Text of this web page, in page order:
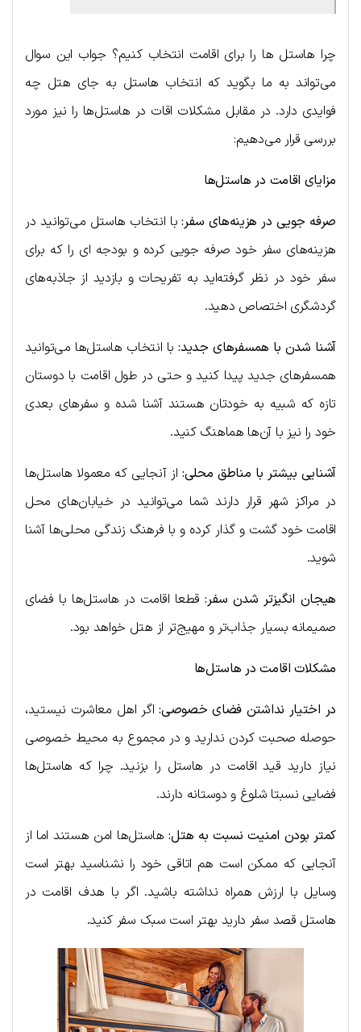
چرا هاستل ها را برای اقامت انتخاب کنیم؟ جواب این سوال
می‌تواند به ما بگوید که انتخاب هاستل به جای هتل چه
فوایدی دارد. در مقابل مشکلات اقات در هاستل‌ها را نیز مورد
بررسی قرار می‌دهیم:
مزایای اقامت در هاستل‌ها
صرفه جویی در هزینه‌های سفر: با انتخاب هاستل می‌توانید در
هزینه‌های سفر خود صرفه جویی کرده و بودجه ای را که برای
سفر خود در نظر گرفته‌اید به تفریحات و بازدید از جاذبه‌های
گردشگری اختصاص دهید.
آشنا شدن با همسفرهای جدید: با انتخاب هاستل‌ها می‌توانید
همسفرهای جدید پیدا کنید و حتی در طول اقامت با دوستان
تازه که شبیه به خودتان هستند آشنا شده و سفرهای بعدی
خود را نیز با آن‌ها هماهنگ کنید.
آشنایی بیشتر با مناطق محلی: از آنجایی که معمولا هاستل‌ها
در مراکز شهر قرار دارند شما می‌توانید در خیابان‌های محل
اقامت خود گشت و گذار کرده و با فرهنگ زندگی محلی‌ها آشنا
شوید.
هیجان انگیزتر شدن سفر:قطعا اقامت در هاستل‌ها با فضای
صمیمانه بسیار جذاب‌تر و مهیج‌تر از هتل خواهد بود.
مشکلات اقامت در هاستل‌ها
در اختیار نداشتن فضای خصوصی: اگر اهل معاشرت نیستید،
حوصله صحبت کردن ندارید و در مجموع به محیط خصوصی
نیاز دارید قید اقامت در هاستل را بزنید. چرا که هاستل‌ها
فضایی نسبتا شلوغ و دوستانه دارند.
کمتر بودن امنیت نسبت به هتل: هاستل‌ها امن هستند اما از
آنجایی که ممکن است هم اتاقی خود را نشناسید بهتر است
وسایل با ارزش همراه نداشته باشید. اگر با هدف اقامت در
هاستل قصد سفر دارید بهتر است سبک سفر کنید.